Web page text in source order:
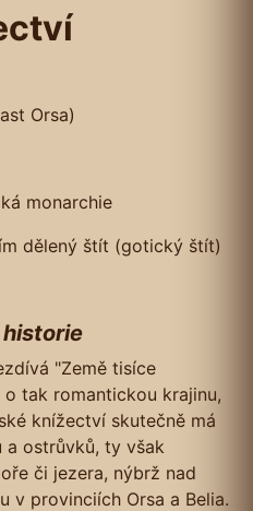
Orsa)
monarchie
dělený štít (gotický štít)
"Země tisíce
tak romantickou krajinu,
knížectví skutečně má
a ostrůvků, ty však
či jezera, nýbrž nad
v provinciích Orsa a Belia.